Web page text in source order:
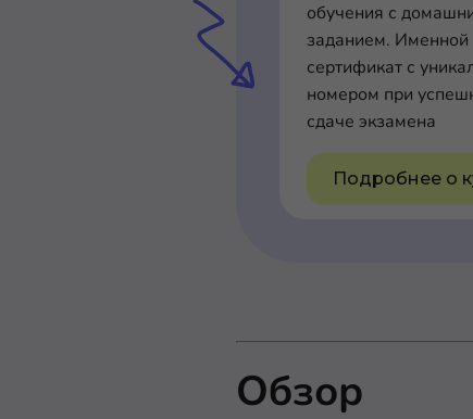
обучения с
заданием. Именной
сертификат с
номером при
сдаче экзамена
Подробнее о
Обзор